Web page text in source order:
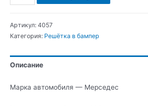
Мерседес
Решётка
бампер
Артикул: 4057
Категория: Решётка в бампер
Описание
Марка автомобиля — Мерседес